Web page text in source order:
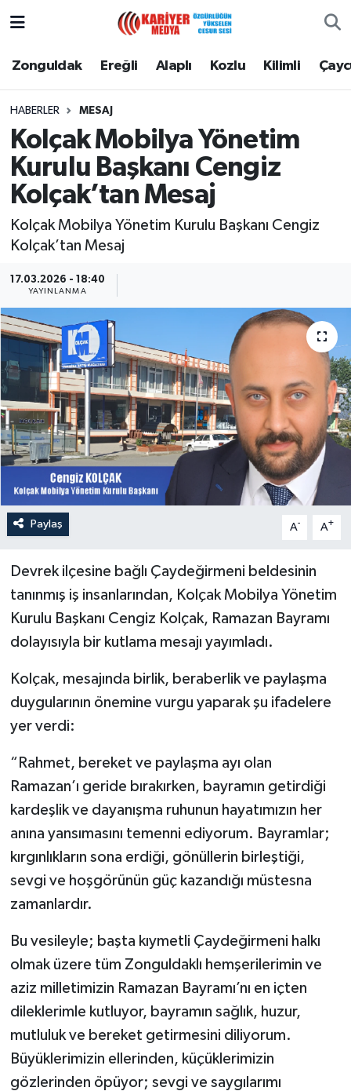
Zonguldak Ereğli Alaplı Kozlu Kilimli
HABERLER MESAJ
Kolçak Mobilya Yönetim
Kurulu Başkanı Cengiz
Kolçak’tan Mesaj
Kolçak Mobilya Yönetim Kurulu Başkanı Cengiz
Kolçak’tan Mesaj
17.03.2026 - 18:40
YAYINLANMA
Paylaş A- A+
Devrek ilçesine bağlı Çaydeğirmeni beldesinin
tanınmış iş insanlarından, Kolçak Mobilya Yönetim
Kurulu Başkanı Cengiz Kolçak, Ramazan Bayramı
dolayısıyla bir kutlama mesajı yayımladı.
Kolçak, mesajında birlik, beraberlik ve paylaşma
duygularının önemine vurgu yaparak şu ifadelere
yer verdi:
“Rahmet, bereket ve paylaşma ayı olan
Ramazan’ı geride bırakırken, bayramın getirdiği
kardeşlik ve dayanışma ruhunun hayatımızın her
anına yansımasını temenni ediyorum. Bayramlar;
kırgınlıkların sona erdiği, gönüllerin birleştiği,
sevgi ve hoşgörünün güç kazandığı müstesna
zamanlardır.
Bu vesileyle; başta kıymetli Çaydeğirmeni halkı
olmak üzere tüm Zonguldaklı hemşerilerimin ve
aziz milletimizin Ramazan Bayramı’nı en içten
dileklerimle kutluyor, bayramın sağlık, huzur,
mutluluk ve bereket getirmesini diliyorum.
Büyüklerimizin ellerinden, küçüklerimizin
gözlerinden öpüyor; sevgi ve saygılarımı
Zonguldak
Alaplı
Kozlu
Kilimli
Devrek
Özel
Mesaj
Dergim
Ulusal
Zonguldak Nöbetçi Eczaneler
Zonguldak Namaz Vakitleri
Zonguldak Trafik Yoğunluk Haritası
Puan Durumu ve Fikstür
Son Dakika Haberleri
Haber Arşivi